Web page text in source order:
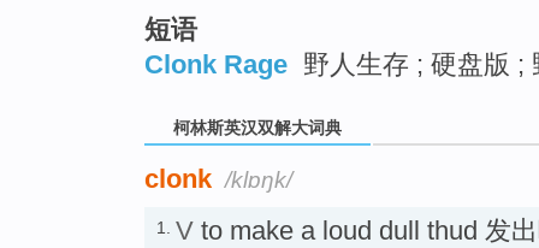
短语
Clonk Rage 野人生存 ; 硬盘版 ;
柯林斯英汉双解大词典
clonk /klɒŋk/
1. V to make a loud dull thud 发